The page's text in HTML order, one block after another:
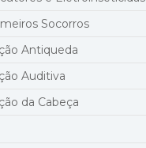
Socorros
Antiqueda
Auditiva
da Cabeça